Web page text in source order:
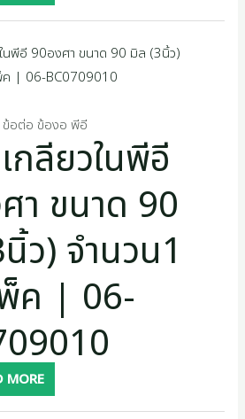
อต่อ ข้องอ พีอี
กลียวในพีอี
า ขนาด 90
ว) จำนวน1
ค | 06-
MORE